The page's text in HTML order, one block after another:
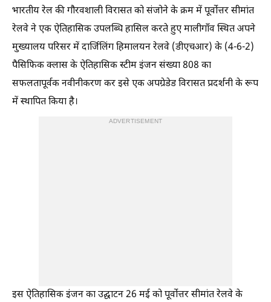
भारतीय रेल की गौरवशाली विरासत को संजोने के क्रम में पूर्वोत्तर सीमांत
रेलवे ने एक ऐतिहासिक उपलब्धि हासिल करते हुए मालीगाँव स्थित अपने
मुख्यालय परिसर में दार्जिलिंग हिमालयन रेलवे (डीएचआर) के (4-6-2)
पैसिफिक क्लास के ऐतिहासिक स्टीम इंजन संख्या 808 का
सफलतापूर्वक नवीनीकरण कर इसे एक अपग्रेडेड विरासत प्रदर्शनी के रूप
में स्थापित किया है।
ADVERTISEMENT
इस ऐतिहासिक इंजन का उद्घाटन 26 मई को पूर्वोत्तर सीमांत रेलवे के